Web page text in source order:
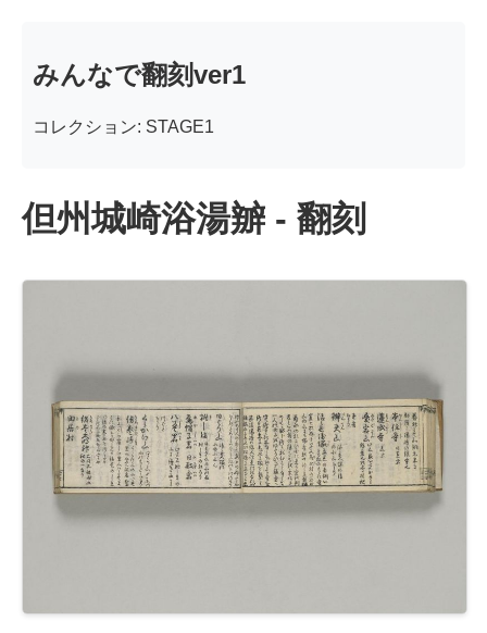
みんなで翻刻ver1
コレクション: STAGE1
但州城崎浴湯辧 - 翻刻